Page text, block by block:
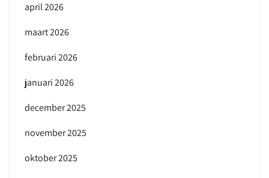
april 2026
maart 2026
februari 2026
januari 2026
december 2025
november 2025
oktober 2025